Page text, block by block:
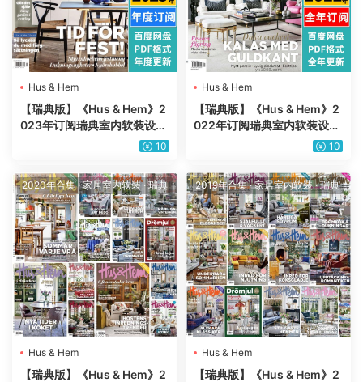
Hus & Hem
【瑞典版】《Hus & Hem》2
023年订阅瑞典室内软装设计
装饰家具搭配杂志PDF电子版
10
Hus & Hem
【瑞典版】《Hus & Hem》2
022年订阅瑞典室内软装设计
装饰家具搭配杂志PDF电子版
10
2020年合集·家居室内软装·瑞典
Hus & Hem
【瑞典版】《Hus & Hem》2
2019年合集·家居室内软装·瑞典
Hus & Hem
【瑞典版】《Hus & Hem》2